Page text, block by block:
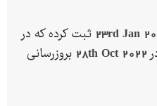
23rd Jan ثبت کرده که در
28th Oct 2022 بروزرسانی